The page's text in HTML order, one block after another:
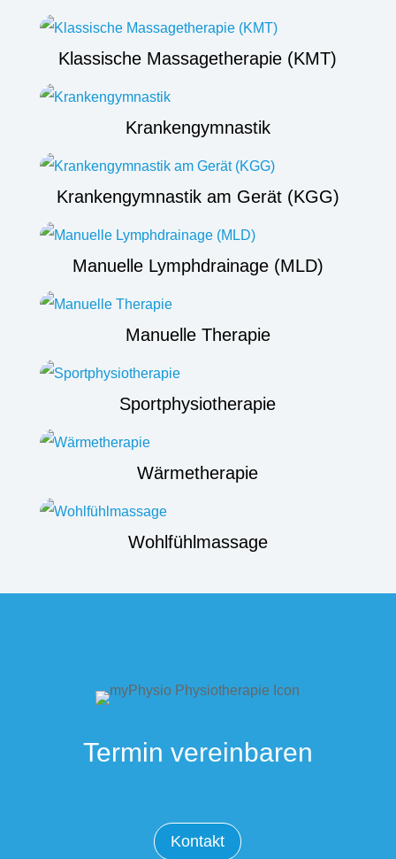
Klassische Massagetherapie (KMT)
Krankengymnastik
Krankengymnastik am Gerät (KGG)
Manuelle Lymphdrainage (MLD)
Manuelle Therapie
Sportphysiotherapie
Wärmetherapie
Wohlfühlmassage
Termin vereinbaren
Kontakt